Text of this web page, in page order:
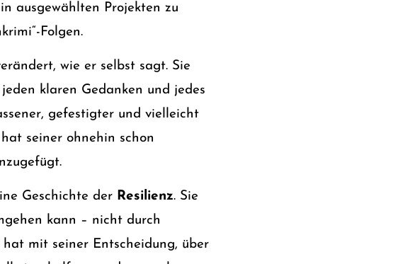
ausgewählten Projekten zu
Folgen.
wie er selbst sagt. Sie
klaren Gedanken und jedes
gefestigter und vielleicht
seiner ohnehin schon
Geschichte der Resilienz. Sie
kann – nicht durch
mit seiner Entscheidung, über